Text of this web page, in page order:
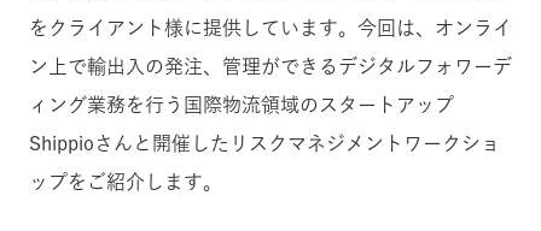
をクライアント様に提供しています。今回は、オンライ
ン上で輸出入の発注、管理ができるデジタルフォワーデ
ィング業務を行う国際物流領域のスタートアップ
Shippioさんと開催したリスクマネジメントワークショ
ップをご紹介します。